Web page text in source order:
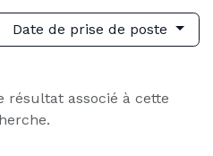
Date de prise de poste
résultat associé à cette